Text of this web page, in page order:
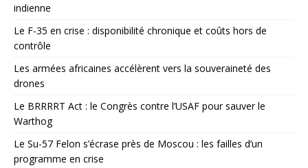
indienne
Le F-35 en crise : disponibilité chronique et coûts hors de
contrôle
Les armées africaines accélèrent vers la souveraineté des
drones
Le BRRRRT Act : le Congrès contre l’USAF pour sauver le
Warthog
Le Su-57 Felon s’écrase près de Moscou : les failles d’un
programme en crise